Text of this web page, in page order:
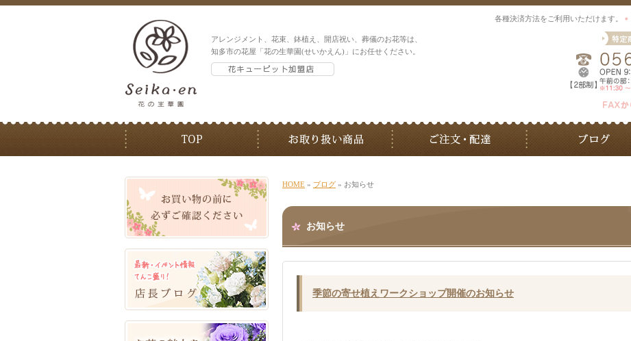
アレンジメント、花束、鉢植え、開店祝い、葬儀のお花等は、
知多市の花屋「花の生華園(せいかえん)」にお任せください。
各種決済方法をご利用いただけます。
HOME » ブログ » お知らせ
お知らせ
季節の寄せ植えワークショップ開催のお知らせ